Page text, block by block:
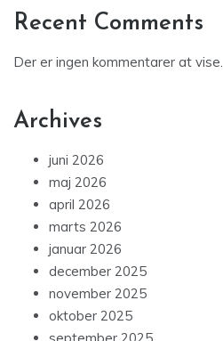
Recent Comments
Der er ingen kommentarer at vise.
Archives
juni 2026
maj 2026
april 2026
marts 2026
januar 2026
december 2025
november 2025
oktober 2025